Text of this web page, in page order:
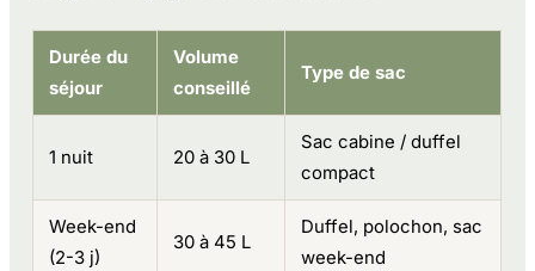
Durée du
séjour
Volume
conseillé
Type de sac
1 nuit 20 à 30 L
Sac cabine / duffel
compact
Week-end
(2-3 j)
30 à 45 L
Duffel, polochon, sac
week-end